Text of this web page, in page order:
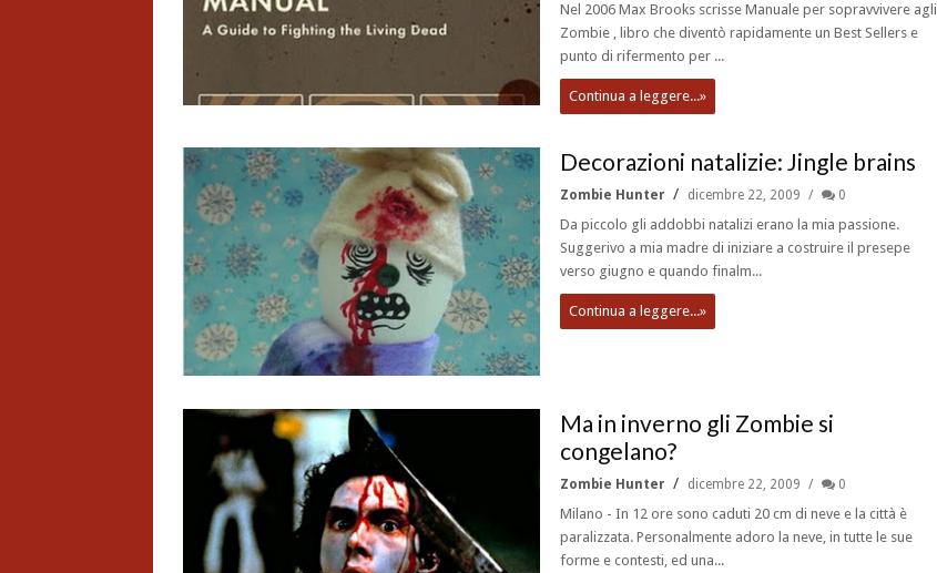
Nel 2006 Max Brooks scrisse Manuale per sopravvivere agli
Zombie , libro che diventò rapidamente un Best Sellers e
punto di rifermento per ...
Continua a leggere...»
Decorazioni natalizie: Jingle brains
Zombie Hunter dicembre 22, 2009 0
Da piccolo gli addobbi natalizi erano la mia passione.
Suggerivo a mia madre di iniziare a costruire il presepe
verso giugno e quando finalm...
Continua a leggere...»
Ma in inverno gli Zombie si
congelano?
Zombie Hunter dicembre 22, 2009 0
Milano - In 12 ore sono caduti 20 cm di neve e la città è
paralizzata. Personalmente adoro la neve, in tutte le sue
forme e contesti, ed una...